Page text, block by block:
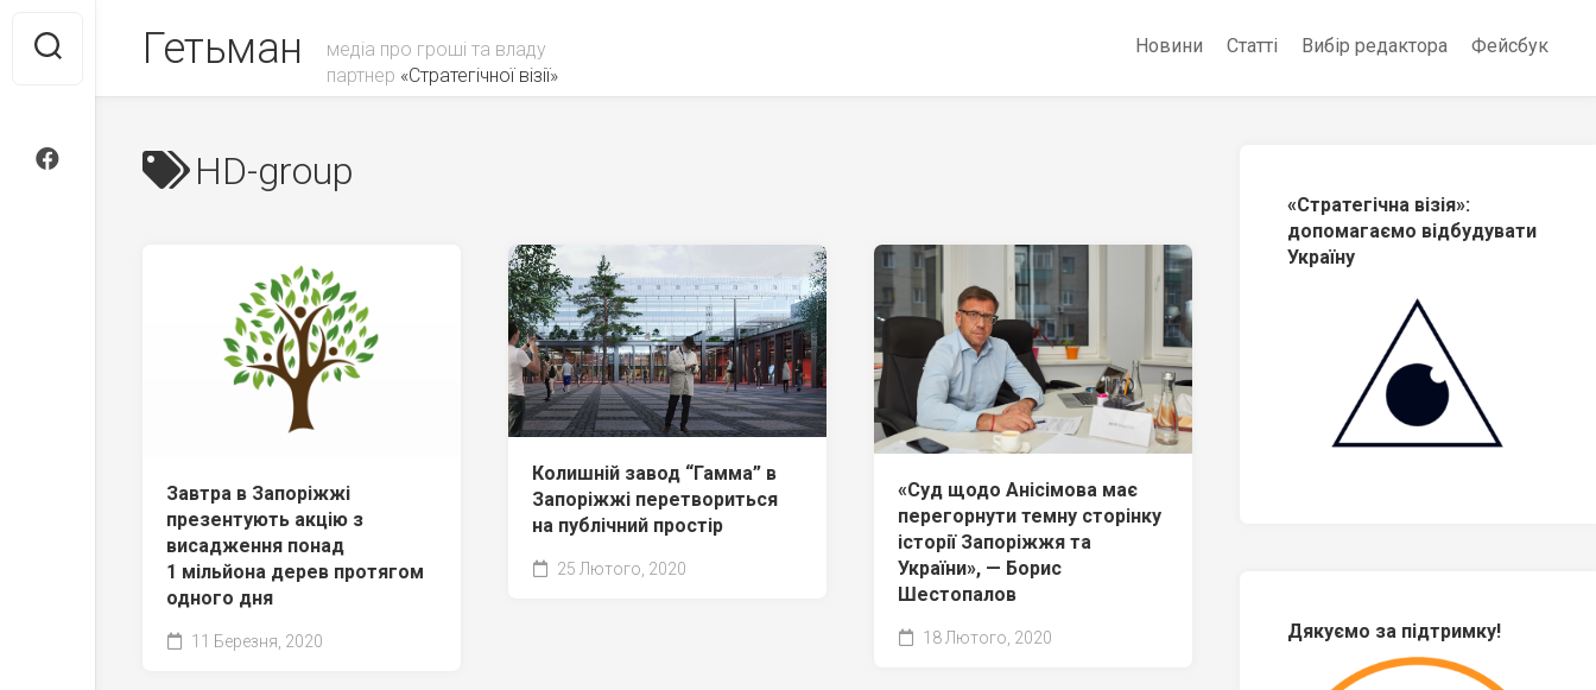
content
Гетьман
медіа про гроші та владу
партнер «Стратегічної візії»
Новини Статті Вибір редактора Фейсбук
HD-group
Завтра в Запоріжжі
презентують акцію з
висадження понад
1 мільйона дерев протягом
одного дня
11 Березня, 2020
Колишній завод “Гамма” в
Запоріжжі перетвориться
на публічний простір
25 Лютого, 2020
«Суд щодо Анісімова має
перегорнути темну сторінку
історії Запоріжжя та
України», — Борис
Шестопалов
18 Лютого, 2020
«Стратегічна візія»:
допомагаємо відбудувати
Україну
Дякуємо за підтримку!